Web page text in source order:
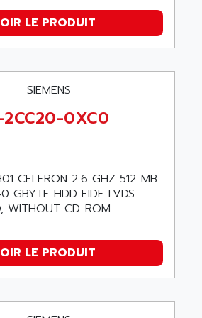
LE PRODUIT
0XC0
CELERON 2.6 GHZ 512 MB
GBYTE HDD EIDE LVDS
WITHOUT CD-ROM...
LE PRODUIT